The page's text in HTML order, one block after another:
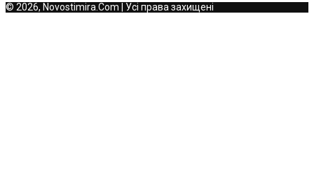
© 2026, Novostimira.Com | Усі права захищені